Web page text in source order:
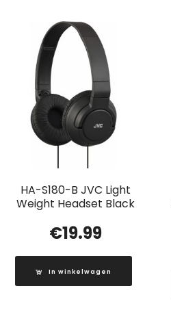
HA-S180-B JVC Light
Weight Headset Black
€19.99
In winkelwagen